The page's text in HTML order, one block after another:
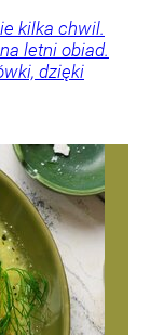
kilka chwil.
letni obiad.
dzięki